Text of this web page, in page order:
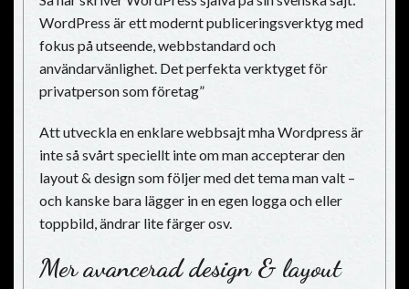
WordPress är ett modernt publiceringsverktyg med
fokus på utseende, webbstandard och
användarvänlighet. Det perfekta verktyget för
privatperson som företag”
Att utveckla en enklare webbsajt mha Wordpress är
inte så svårt speciellt inte om man accepterar den
layout & design som följer med det tema man valt –
och kanske bara lägger in en egen logga och eller
toppbild, ändrar lite färger osv.
Mer avancerad design & layout